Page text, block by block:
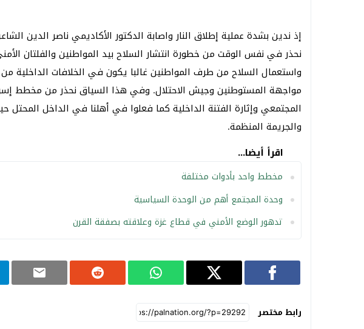
إذ ندين بشدة عملية إطلاق النار واصابة الدكتور الأكاديمي ناصر الدين
نحذر في نفس الوقت من خطورة انتشار السلاح بيد المواطنين والفلتان
واستعمال السلاح من طرف المواطنين غالبا يكون في الخلافات الداخلية
مواجهة المستوطنين وجيش الاحتلال. وفي هذا السياق نحذر من مخطط
المجتمعي وإثارة الفتنة الداخلية كما فعلوا في أهلنا في الداخل المحتل
والجريمة المنظمة.
اقرأ أيضا...
مخطط واحد بأدوات مختلفة
وحدة المجتمع أهم من الوحدة السياسية
تدهور الوضع الأمني في قطاع غزة وعلاقته بصفقة القرن
رابط مختصر